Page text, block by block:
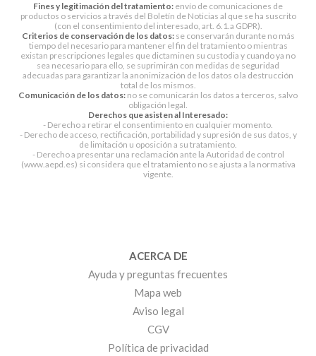
Fines y legitimación del tratamiento: envío de comunicaciones de
productos o servicios a través del Boletín de Noticias al que se ha suscrito
(con el consentimiento del interesado, art. 6.1.a GDPR).
Criterios de conservación de los datos:se conservarán durante no más
tiempo del necesario para mantener el fin del tratamiento o mientras
existan prescripciones legales que dictaminen su custodia y cuando ya no
sea necesario para ello, se suprimirán con medidas de seguridad
adecuadas para garantizar la anonimización de los datos o la destrucción
total de los mismos.
Comunicación de los datos: no se comunicarán los datos a terceros, salvo
obligación legal.
Derechos que asisten al Interesado:
- Derecho a retirar el consentimiento en cualquier momento.
- Derecho de acceso, rectificación, portabilidad y supresión de sus datos, y
de limitación u oposición a su tratamiento.
- Derecho a presentar una reclamación ante la Autoridad de control
(www.aepd.es) si considera que el tratamiento no se ajusta a la normativa
vigente.
ACERCA DE
Ayuda y preguntas frecuentes
Mapa web
Aviso legal
CGV
Política de privacidad